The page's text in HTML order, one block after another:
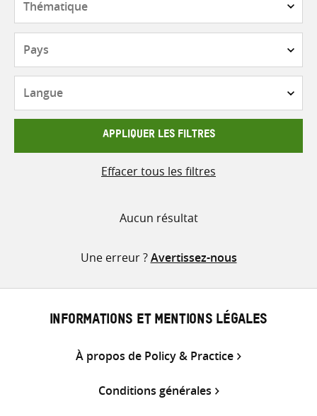
APPLIQUER LES FILTRES
Effacer tous les filtres
Aucun résultat
Une erreur ?Avertissez-nous
INFORMATIONS ET MENTIONS LÉGALES
À propos de Policy & Practice
Conditions générales